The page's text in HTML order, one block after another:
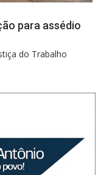
para assédio
do Trabalho